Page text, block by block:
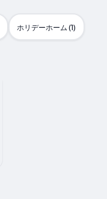
ホリデーホーム (1)